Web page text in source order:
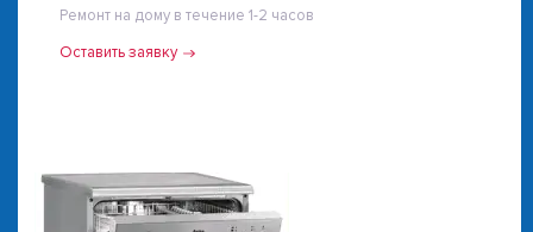
Ремонт на дому в течение 1-2 часов
Оставить заявку